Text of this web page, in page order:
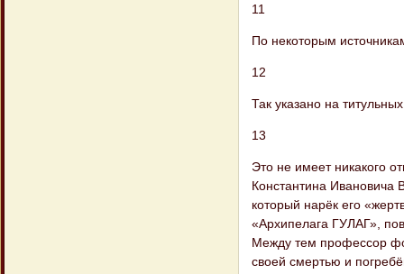
11
По некоторым
12
Так указано на
13
Это не имеет никакого
Константина
который нарёк его
«Архипелага ГУЛАГ»,
Между тем профессор
своей смертью и